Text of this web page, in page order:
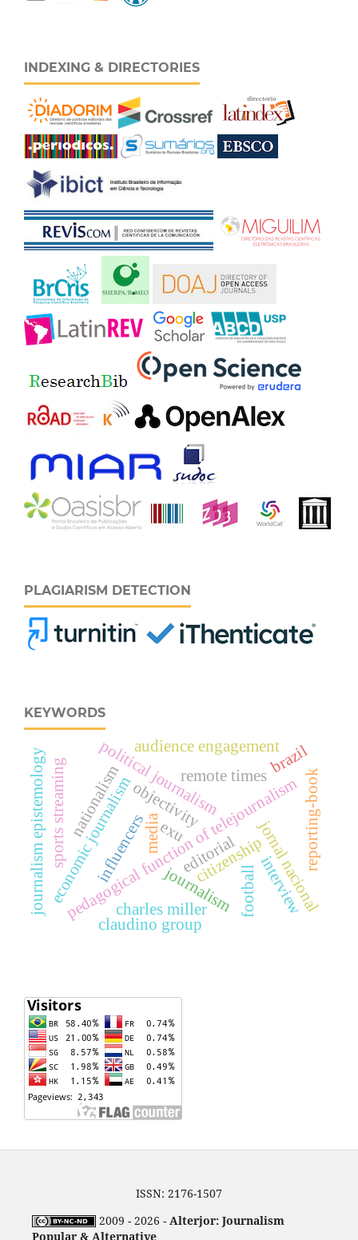
INDEXING & DIRECTORIES
PLAGIARISM DETECTION
KEYWORDS
pedagogical function of telejournalism
political journalism
economic journalism jornal nacional
citizenship
journalism epistemology exu
objectivity
journalism
sports streaming influencers
interview
nationalism
audience engagement
remote times
editorial
charles miller football
reporting-book
claudino group
brazil
media
ISSN: 2176-1507
2009 - 2026 - Alterjor: Journalism
Popular & Alternative